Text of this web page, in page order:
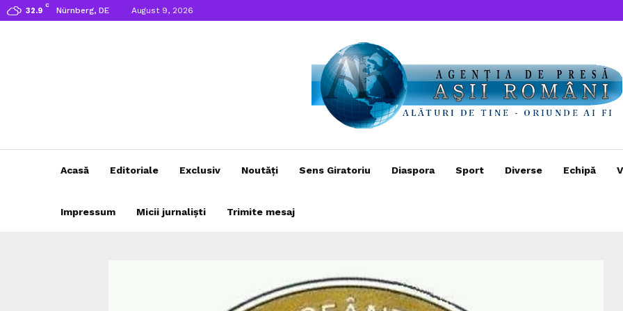
32.9
C
Nürnberg, DE August 9, 2026
Acasă Editoriale Exclusiv Noutăți Sens Giratoriu Diaspora Sport Diverse Echipă
Impressum Micii jurnaliști Trimite mesaj